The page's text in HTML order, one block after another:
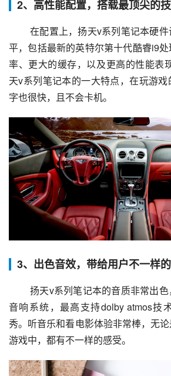
2、高性能配置，搭载最顶尖的
在配置上，扬天v系列笔记本硬件设备均为最高性能水
平，包括最新的英特尔第十代酷睿i9
率、更大的缓存，以及更高的性能表
天v系列笔记本的一大特点，在玩游
字也很快，且不会卡机。
3、出色音效，带给用户不一样
扬天v系列笔记本的音质非常出色，配备了联想小新的
音响系统，最高支持dolby atmos技
秀。听音乐和看电影体验非常棒，无
游戏中，都有不一样的感受。